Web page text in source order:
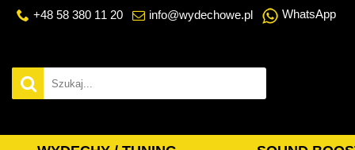
+48 58 380 11 20 info@wydechowe.pl WhatsApp